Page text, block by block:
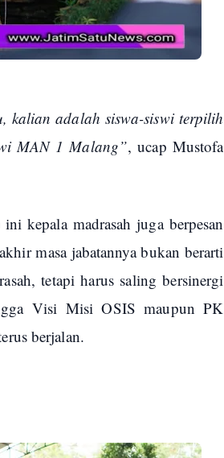
kalian adalah siswa-siswi terpilih
MAN 1 Malang”, ucap Mustofa
kepala madrasah juga berpesan
masa jabatannya bukan berarti
tetapi harus saling bersinergi
Visi Misi OSIS maupun PK
berjalan.